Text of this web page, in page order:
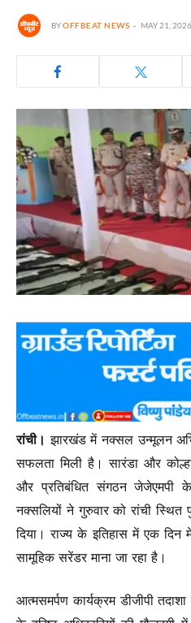
BYOFFBEAT NEWS MAY 21, 2026
रांची। झारखंड में नक्सल उन्मूलन
सफलता मिली है। सारंडा और
और प्रतिबंधित संगठन जेजेएमपी
नक्सलियों ने गुरुवार को रांची
दिया। राज्य के इतिहास में एक
सामूहिक सरेंडर माना जा रहा है।
आत्मसमर्पण कार्यक्रम डीजीपी